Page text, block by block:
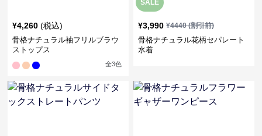
¥4,260 (税込)
骨格ナチュラル袖フリルブラウ
ストップス
全3色
SALE
¥3,990 ¥4440(割引前)
骨格ナチュラル花柄セパレート
水着